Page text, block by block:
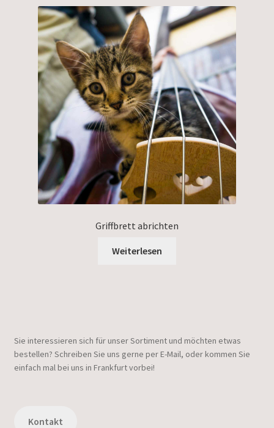
Griffbrett abrichten
Weiterlesen
Sie interessieren sich für unser Sortiment und möchten etwas
bestellen? Schreiben Sie uns gerne per E-Mail, oder kommen Sie
einfach mal bei uns in Frankfurt vorbei!
Kontakt